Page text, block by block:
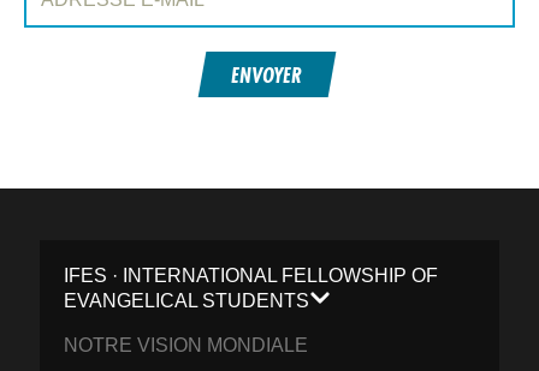
ENVOYER
IFES · INTERNATIONAL FELLOWSHIP OF
EVANGELICAL STUDENTS
NOTRE VISION MONDIALE